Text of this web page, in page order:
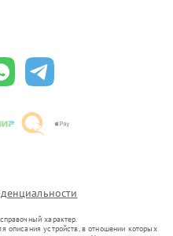
характер.
описания устройств, в отношении которых